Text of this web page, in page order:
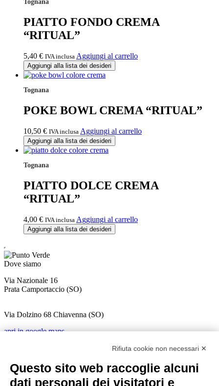
Tognana
PIATTO FONDO CREMA
“RITUAL”
5,40 € IVA inclusa Aggiungi al carrello
Aggiungi alla lista dei desideri
Tognana
POKE BOWL CREMA “RITUAL”
10,50 € IVA inclusa Aggiungi al carrello
Aggiungi alla lista dei desideri
Tognana
PIATTO DOLCE CREMA
“RITUAL”
4,00 € IVA inclusa Aggiungi al carrello
Aggiungi alla lista dei desideri
Dove siamo
Via Nazionale 16
Prata Camportaccio (SO)
Via Dolzino 68 Chiavenna (SO)
apri in google maps
info@puntoverdeprata.it
ordini@puntoverdeprata.it
Rifiuta cookie non necessari ✕
Questo sito web raccoglie alcuni
dati personali dei visitatori e